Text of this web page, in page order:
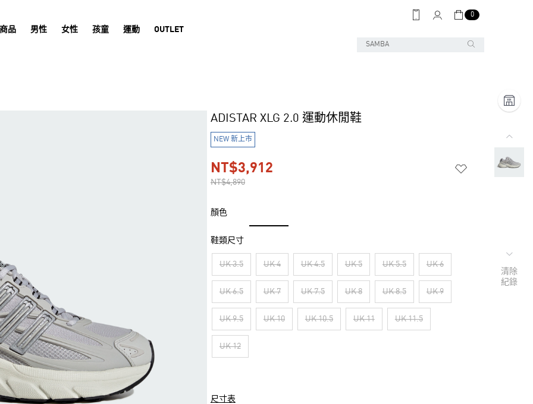
0
品 男性 女性 孩童 運動 OUTLET
ADISTAR XLG 2.0 運動休閒鞋
NEW 新上市
NT$4,890
NT$3,912
顏色
鞋類尺寸
UK 3.5 UK 4 UK 4.5 UK 5 UK 5.5 UK 6
UK 6.5 UK 7 UK 7.5 UK 8 UK 8.5 UK 9
UK 9.5 UK 10 UK 10.5 UK 11 UK 11.5
UK 12
尺寸表
清除
紀錄